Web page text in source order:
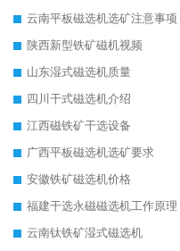
云南平板磁选机选矿注意事项
陕西新型铁矿磁机视频
山东湿式磁选机质量
四川干式磁选机介绍
江西磁铁矿干选设备
广西平板磁选机选矿要求
安徽铁矿磁选机价格
福建干选永磁磁选机工作原理
云南钛铁矿湿式磁选机